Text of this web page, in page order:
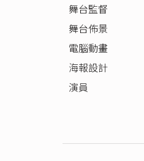
舞台監督
舞台佈景
電腦動畫
海報設計
演員